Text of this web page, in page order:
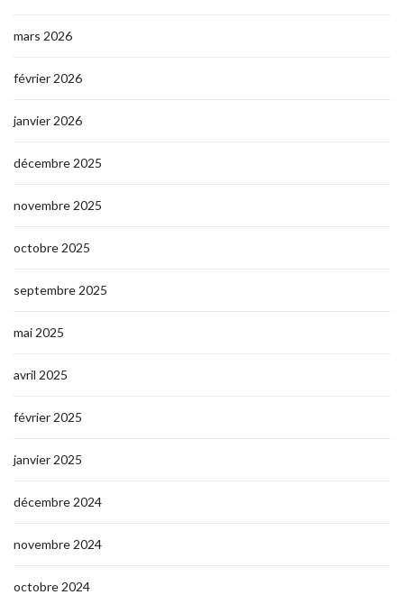
mars 2026
février 2026
janvier 2026
décembre 2025
novembre 2025
octobre 2025
septembre 2025
mai 2025
avril 2025
février 2025
janvier 2025
décembre 2024
novembre 2024
octobre 2024